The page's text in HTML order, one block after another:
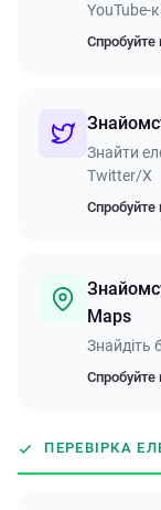
YouTube-
Спробуйте
Знайти
Twitter/X
Спробуйте
Maps
Знайдіть
Спробуйте
ПЕРЕВІРКА